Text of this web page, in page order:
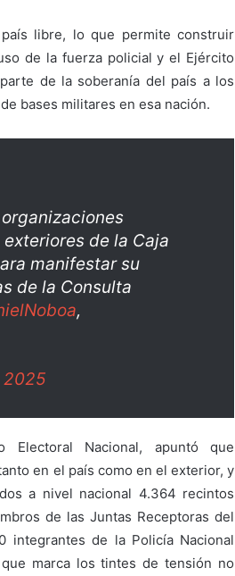
libre, lo que permite construir
de la fuerza policial y el Ejército
de la soberanía del país a los
bases militares en esa nación.
de la Caja
manifestar su
de la Consulta
,
2025
Electoral Nacional, apuntó que
en el país como en el exterior, y
a nivel nacional 4.364 recintos
de las Juntas Receptoras del
integrantes de la Policía Nacional
marca los tintes de tensión no